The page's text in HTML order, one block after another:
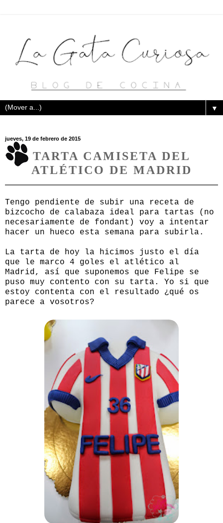
▼
jueves, 19 de febrero de 2015
TARTA CAMISETA DEL
ATLÉTICO DE MADRID
Tengo pendiente de subir una receta de
bizcocho de calabaza ideal para tartas (no
necesariamente de fondant) voy a intentar
hacer un hueco esta semana para subirla.
La tarta de hoy la hicimos justo el día
que le marco 4 goles el atlético al
Madrid, así que suponemos que Felipe se
puso muy contento con su tarta. Yo si que
estoy contenta con el resultado ¿qué os
parece a vosotros?